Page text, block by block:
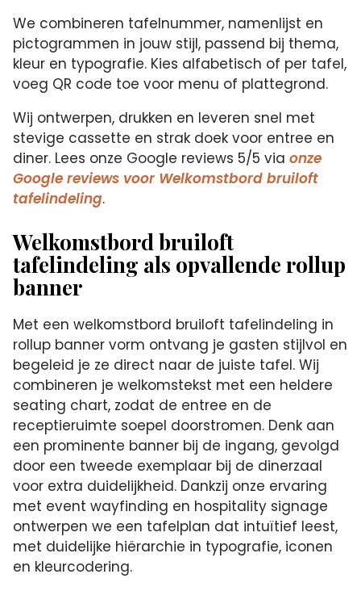
We combineren tafelnummer, namenlijst en
pictogrammen in jouw stijl, passend bij thema,
kleur en typografie. Kies alfabetisch of per tafel,
voeg QR code toe voor menu of plattegrond.
Wij ontwerpen, drukken en leveren snel met
stevige cassette en strak doek voor entree en
diner. Lees onze Google reviews 5/5 viaonze
Google reviews voor Welkomstbord bruiloft
tafelindeling.
Welkomstbord bruiloft
tafelindeling als opvallende rollup
banner
Met een welkomstbord bruiloft tafelindeling in
rollup banner vorm ontvang je gasten stijlvol en
begeleid je ze direct naar de juiste tafel. Wij
combineren je welkomstekst met een heldere
seating chart, zodat de entree en de
receptieruimte soepel doorstromen. Denk aan
een prominente banner bij de ingang, gevolgd
door een tweede exemplaar bij de dinerzaal
voor extra duidelijkheid. Dankzij onze ervaring
met event wayfinding en hospitality signage
ontwerpen we een tafelplan dat intuïtief leest,
met duidelijke hiërarchie in typografie, iconen
en kleurcodering.